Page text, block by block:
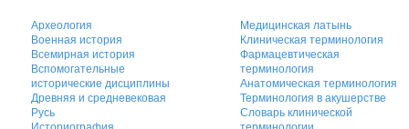
Археология
Военная история
Всемирная история
Вспомогательные
исторические дисциплины
Древняя и средневековая
Русь
Медицинская латынь
Клиническая терминология
Фармацевтическая
терминология
Анатомическая терминология
Терминология в акушерстве
Словарь клинической